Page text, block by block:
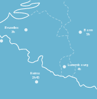
Reims
2h45
Bruxelles
3h
Bonn
5h
Luxembourg
4h